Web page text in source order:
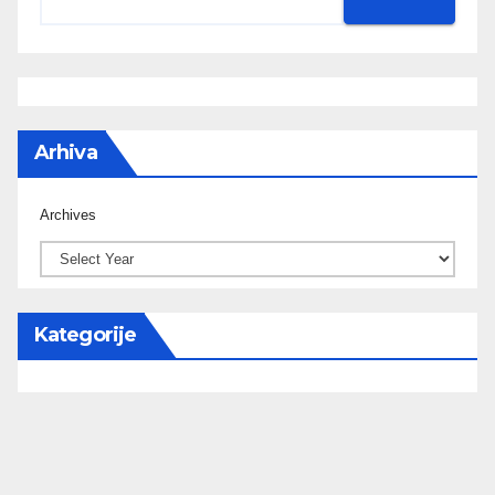
Arhiva
Archives
Kategorije